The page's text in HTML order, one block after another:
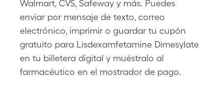
Walmart, CVS, Safeway y más. Puedes
enviar por mensaje de texto, correo
electrónico, imprimir o guardar tu cupón
gratuito para Lisdexamfetamine Dimesylate
en tu billetera digital y muéstralo al
farmacéutico en el mostrador de pago.